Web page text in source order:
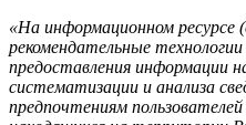
«На информационном ресурсе
рекомендательные
предоставления информации
систематизации и анализа
предпочтениям